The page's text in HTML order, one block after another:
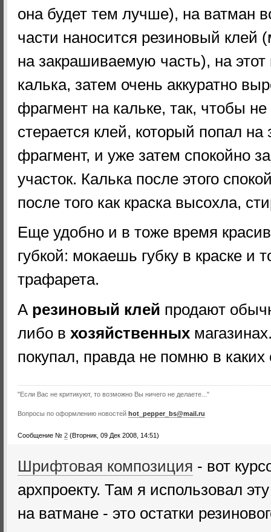
она будет тем лучше), на ватман
части наносится резиновый клей
на закрашиваемую часть), на этот
калька, затем очень аккуратно
фрагмент на кальке, так, чтобы
стерается клей, который попал
фрагмент, и уже затем спокойно
участок. Калька после этого
после того как краска высохла,
Еще удобно и в тоже время
губкой: мокаешь губку в краске и
трафарета.
А резиновый клей продают
либо в хозяйственных
покупал, правда не помню в каких
"Если Вас не критикуют, то возможно Вы ничего не делаете..."
Вопросы по оформлению новостей hot_pepper_bs@mail.ru
Сообщение № 2 (Вторник, 09 Дек 2008, 14:51)
Шрифтовая композиция - вот
архпроекту. Там я использовал
на ватмане - это остатки